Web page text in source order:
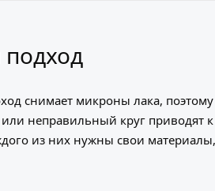
снимает микроны лака, поэтому
неправильный круг
из них нужны свои